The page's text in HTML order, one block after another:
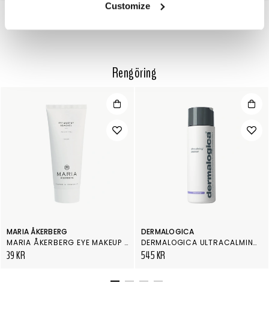
Customize
Rengöring
MARIA ÅKERBERG
MARIA ÅKERBERG EYE MAKEUP REMOVER
39 KR
DERMALOGICA
DERMALOGICA ULTRACALMING CLEANSER 250 ML
545 KR